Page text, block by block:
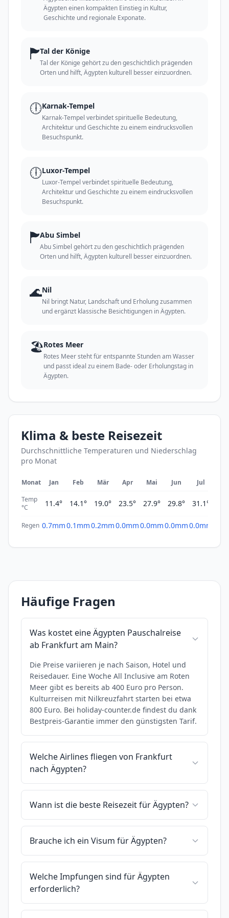
Ägypten einen kompakten Einstieg in Kultur,
Geschichte und regionale Exponate.
🏲Tal der Könige
Tal der Könige gehört zu den geschichtlich prägenden
Orten und hilft, Ägypten kulturell besser einzuordnen.
🕕Karnak-Tempel
Karnak-Tempel verbindet spirituelle Bedeutung,
Architektur und Geschichte zu einem eindrucksvollen
Besuchspunkt.
🕕Luxor-Tempel
Luxor-Tempel verbindet spirituelle Bedeutung,
Architektur und Geschichte zu einem eindrucksvollen
Besuchspunkt.
🏲Abu Simbel
Abu Simbel gehört zu den geschichtlich prägenden
Orten und hilft, Ägypten kulturell besser einzuordnen.
🌊Nil
Nil bringt Natur, Landschaft und Erholung zusammen
und ergänzt klassische Besichtigungen in Ägypten.
🏖️Rotes Meer
Rotes Meer steht für entspannte Stunden am Wasser
und passt ideal zu einem Bade- oder Erholungstag in
Ägypten.
Klima & beste Reisezeit
Durchschnittliche Temperaturen und Niederschlag
pro Monat
Monat Jan Feb Mär Apr Mai Jun Jul
Temp
°C
11.4° 14.1° 19.0° 23.5° 27.9° 29.8° 31.1°
Regen 0.7mm0.1mm0.2mm0.0mm0.0mm0.0mm0.0mm
Häufige Fragen
Was kostet eine Ägypten Pauschalreise
ab Frankfurt am Main?
Die Preise variieren je nach Saison, Hotel und
Reisedauer. Eine Woche All Inclusive am Roten
Meer gibt es bereits ab 400 Euro pro Person.
Kulturreisen mit Nilkreuzfahrt starten bei etwa
800 Euro. Bei holiday-counter.de findest du dank
Bestpreis-Garantie immer den günstigsten Tarif.
Welche Airlines fliegen von Frankfurt
nach Ägypten?
Wann ist die beste Reisezeit für Ägypten?
Brauche ich ein Visum für Ägypten?
Welche Impfungen sind für Ägypten
erforderlich?